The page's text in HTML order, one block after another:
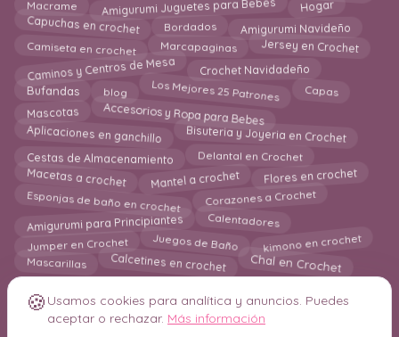
Amigurumi Juguetes para Bebes Hogar
Capuchas en crochet Bordados Amigurumi Navideño
Camiseta en crochet Marcapaginas Jersey en Crochet
Caminos y Centros de Mesa Crochet Navidadeño
Bufandas blog Los Mejores 25 Patrones Capas
Mascotas Accesorios y Ropa para Bebes
Aplicaciones en ganchillo Bisuteria y Joyeria en Crochet
Cestas de Almacenamiento Delantal en Crochet
Macetas a crochet Mantel a crochet Flores en crochet
Esponjas de baño en crochet Corazones a Crochet
Amigurumi para Principiantes Calentadores
Jumper en Crochet Juegos de Baño kimono en crochet
Mascarillas Calcetines en crochet Chal en Crochet
🍪 Usamos cookies para analítica y anuncios. Puedes
aceptar o rechazar. Más información